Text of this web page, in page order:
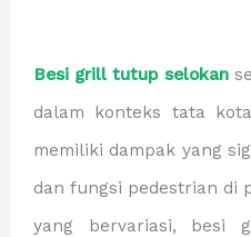
Besi grill tutup selokan
dalam konteks tata
memiliki dampak yang
dan fungsi pedestrian di
yang bervariasi, besi